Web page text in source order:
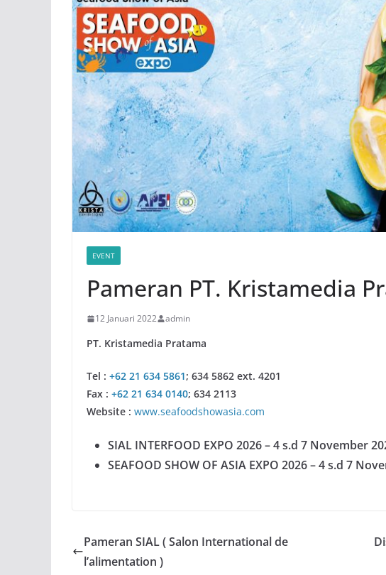
EVENT
Pameran PT. Kristamedia
12 Januari 2022 admin
PT. Kristamedia Pratama
Tel : +62 21 634 5861; 634 5862 ext. 4201
Fax : +62 21 634 0140; 634 2113
Website : www.seafoodshowasia.com
SIAL INTERFOOD EXPO 2026 – 4 s.d 7 November
SEAFOOD SHOW OF ASIA EXPO 2026 –4 s.d 7
Pameran SIAL ( Salon International de
l’alimentation )